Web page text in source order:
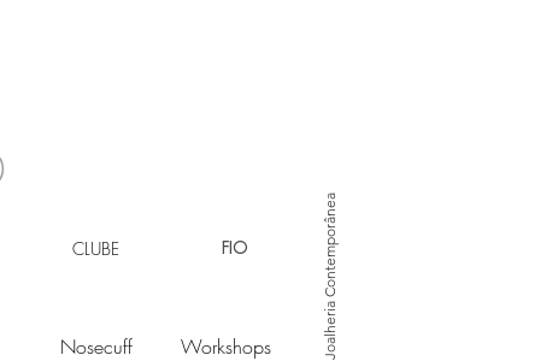
CLUBE Joalheria Contemporânea
FIO
Nosecuff Workshops